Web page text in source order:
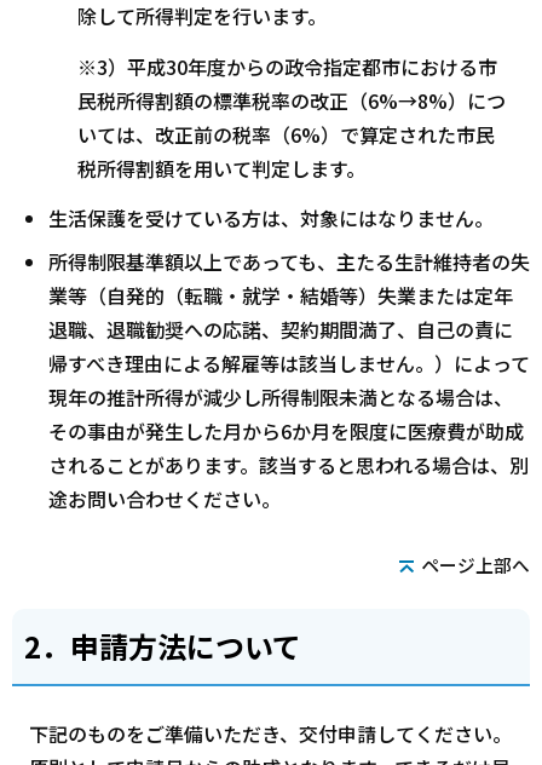
除して所得判定を行います。
※3）平成30年度からの政令指定都市における市
民税所得割額の標準税率の改正（6%→8%）につ
いては、改正前の税率（6%）で算定された市民
税所得割額を用いて判定します。
生活保護を受けている方は、対象にはなりません。
所得制限基準額以上であっても、主たる生計維持者の失
業等（自発的（転職・就学・結婚等）失業または定年
退職、退職勧奨への応諾、契約期間満了、自己の責に
帰すべき理由による解雇等は該当しません。）によって
現年の推計所得が減少し所得制限未満となる場合は、
その事由が発生した月から6か月を限度に医療費が助成
されることがあります。該当すると思われる場合は、別
途お問い合わせください。
ページ上部へ
2．申請方法について
下記のものをご準備いただき、交付申請してください。